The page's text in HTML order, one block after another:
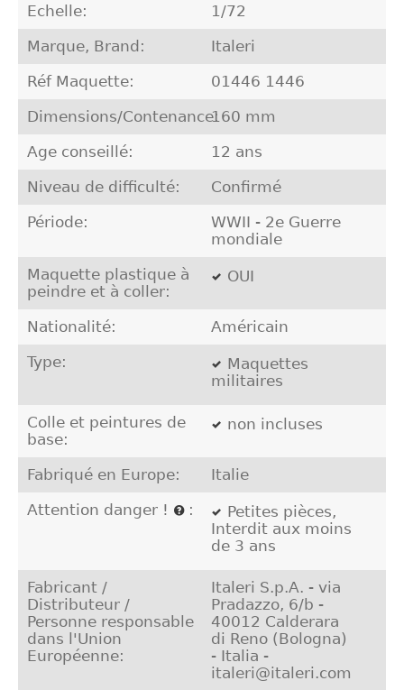
Echelle: 1/72
Marque, Brand: Italeri
Réf Maquette: 01446 1446
Dimensions/Contenance:160 mm
Age conseillé: 12 ans
Niveau de difficulté: Confirmé
Période:
WWII - 2e Guerre
mondiale
Maquette plastique à
peindre et à coller:
OUI
Nationalité: Américain
Type:
Maquettes
militaires
Colle et peintures de
base:
non incluses
Fabriqué en Europe: Italie
Attention danger ! :
Petites pièces,
Interdit aux moins
de 3 ans
Fabricant /
Distributeur /
Personne responsable
dans l'Union
Européenne:
Italeri S.p.A. - via
Pradazzo, 6/b -
40012 Calderara
di Reno (Bologna)
- Italia -
italeri@italeri.com